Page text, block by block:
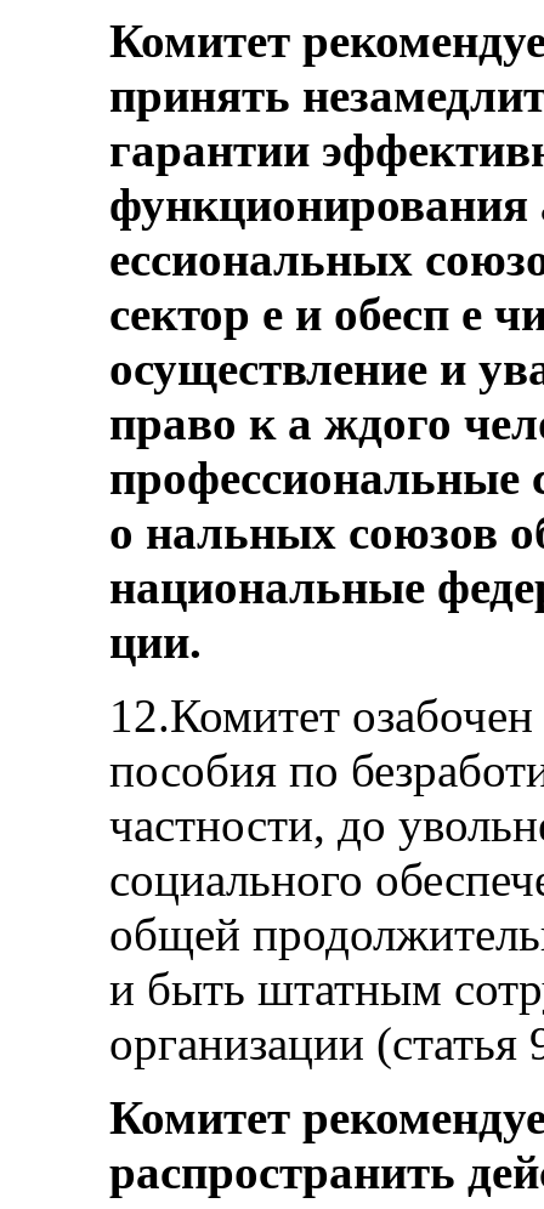
Комитет
принять
гарантии
ессиональных
сектор е и обесп е
осуществление и
право к а ждого
профессиональные
о нальных союзов
национальные
ции.
12.Комитет
пособия по
частности, до
социального
общей
и быть штатным
организации (статья
Комитет
распространить